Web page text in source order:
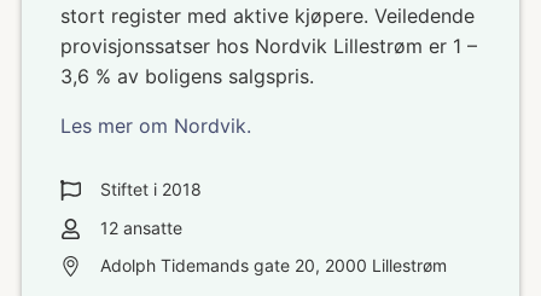
stort register med aktive kjøpere. Veiledende
provisjonssatser hos Nordvik Lillestrøm er 1 –
3,6 % av boligens salgspris.
Les mer om Nordvik.
Stiftet i 2018
12ansatte
Adolph Tidemands gate 20, 2000 Lillestrøm